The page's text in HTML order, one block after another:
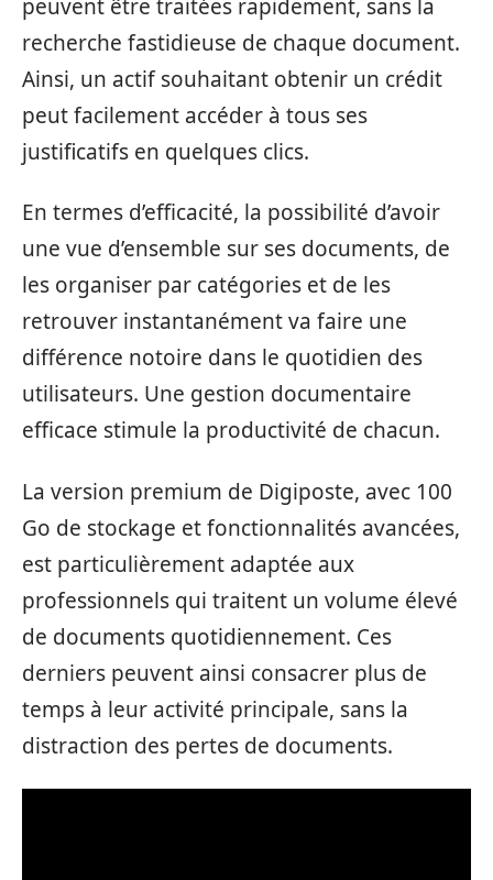
peuvent être traitées rapidement, sans la
recherche fastidieuse de chaque document.
Ainsi, un actif souhaitant obtenir un crédit
peut facilement accéder à tous ses
justificatifs en quelques clics.
En termes d’efficacité, la possibilité d’avoir
une vue d’ensemble sur ses documents, de
les organiser par catégories et de les
retrouver instantanément va faire une
différence notoire dans le quotidien des
utilisateurs. Une gestion documentaire
efficace stimule la productivité de chacun.
La version premium de Digiposte, avec 100
Go de stockage et fonctionnalités avancées,
est particulièrement adaptée aux
professionnels qui traitent un volume élevé
de documents quotidiennement. Ces
derniers peuvent ainsi consacrer plus de
temps à leur activité principale, sans la
distraction des pertes de documents.